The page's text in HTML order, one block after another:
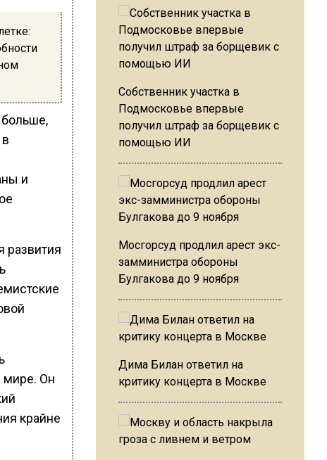
и
развития
мире. Он
крайне
Собственник участка в
Подмосковье впервые
получил штраф за борщевик с
помощью ИИ
Мосгорсуд продлил арест экс-
замминистра обороны
Булгакова до 9 ноября
Дима Билан ответил на
критику концерта в Москве